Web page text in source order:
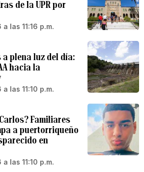
de la UPR por
las 11:16 p.m.
a plena luz del día:
hacia la
las 11:10 p.m.
Familiares
a puertorriqueño
en
las 11:10 p.m.